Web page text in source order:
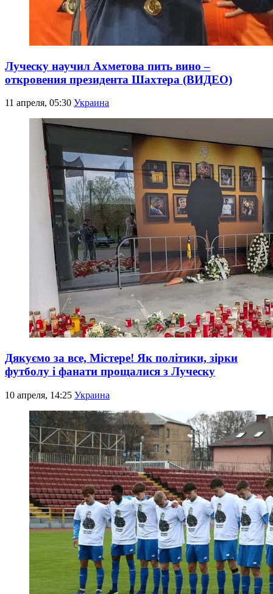
Луческу научил Ахметова пить вино –
откровения президента Шахтера (ВИДЕО)
11 апреля, 05:30 Украина
Дякуємо за все, Містере! Як політики, зірки
футболу і фанати прощалися з Луческу
10 апреля, 14:25 Украина